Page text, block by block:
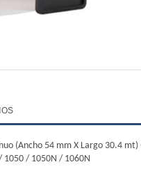
(Ancho 54 mm X Largo 30.4
1050 / 1050N / 1060N